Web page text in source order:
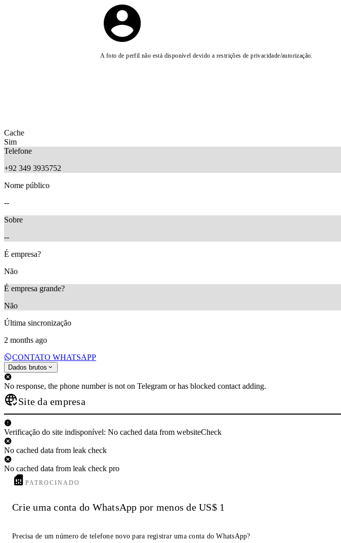
A foto de perfil não está disponível devido a restrições de privacidade/autorização.
Cache
Sim
Telefone
+92 349 3935752
Nome público
--
Sobre
--
É empresa?
Não
É empresa grande?
Não
Última sincronização
2 months ago
CONTATO WHATSAPP
Dados brutos
No response, the phone number is not on Telegram or has blocked contact adding.
Site da empresa
Verificação do site indisponível: No cached data from websiteCheck
No cached data from leak check
No cached data from leak check pro
PATROCINADO
Crie uma conta do WhatsApp por menos de US$ 1
Precisa de um número de telefone novo para registrar uma conta do WhatsApp?